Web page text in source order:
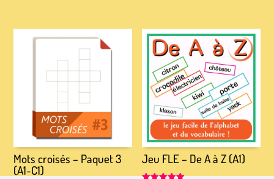
Mots croisés – Paquet 3
(A1-C1)
Jeu FLE – De A à Z (A1)